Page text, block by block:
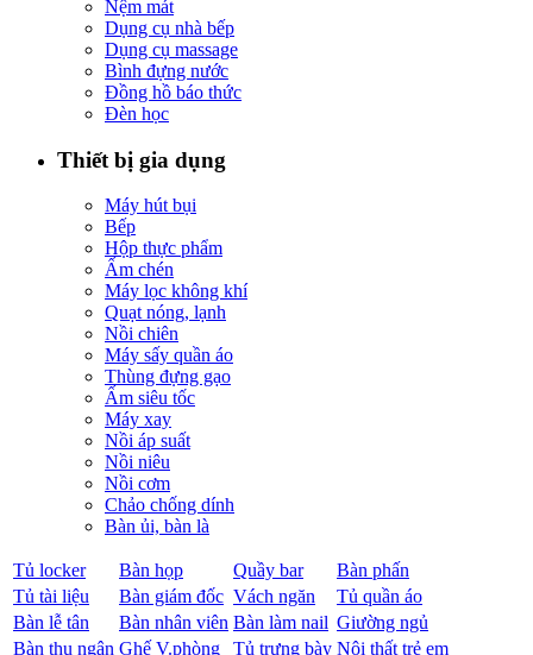
Nệm mát
Dụng cụ nhà bếp
Dụng cụ massage
Bình đựng nước
Đồng hồ báo thức
Đèn học
Thiết bị gia dụng
Máy hút bụi
Bếp
Hộp thực phẩm
Ấm chén
Máy lọc không khí
Quạt nóng, lạnh
Nồi chiên
Máy sấy quần áo
Thùng đựng gạo
Ấm siêu tốc
Máy xay
Nồi áp suất
Nồi niêu
Nồi cơm
Chảo chống dính
Bàn ủi, bàn là
Tủ locker Bàn họp Quầy bar
Bàn phấn
Tủ tài liệu
Bàn giám đốc Vách ngăn
Tủ quần áo
Bàn lễ tân
Bàn nhân viên Bàn làm nail Giường ngủ
Bàn thu ngân Ghế V.phòng Tủ trưng bày Nội thất trẻ em